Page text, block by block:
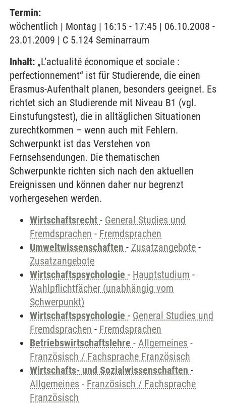
Termin:
wöchentlich | Montag | 16:15 - 17:45 | 06.10.2008 -
23.01.2009 | C 5.124 Seminarraum
Inhalt: „L’actualité économique et sociale :
perfectionnement“ ist für Studierende, die einen
Erasmus-Aufenthalt planen, besonders geeignet. Es
richtet sich an Studierende mit Niveau B1 (vgl.
Einstufungstest), die in alltäglichen Situationen
zurechtkommen – wenn auch mit Fehlern.
Schwerpunkt ist das Verstehen von
Fernsehsendungen. Die thematischen
Schwerpunkte richten sich nach den aktuellen
Ereignissen und können daher nur begrenzt
vorhergesehen werden.
Wirtschaftsrecht - General Studies und
Fremdsprachen - Fremdsprachen
Umweltwissenschaften - Zusatzangebote -
Zusatzangebote
Wirtschaftspsychologie - Hauptstudium -
Wahlpflichtfächer (unabhängig vom
Schwerpunkt)
Wirtschaftspsychologie - General Studies und
Fremdsprachen - Fremdsprachen
Betriebswirtschaftslehre - Allgemeines -
Französisch / Fachsprache Französisch
Wirtschafts- und Sozialwissenschaften -
Allgemeines - Französisch / Fachsprache
Französisch